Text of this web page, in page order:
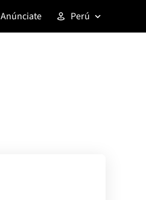
Anúnciate Perú